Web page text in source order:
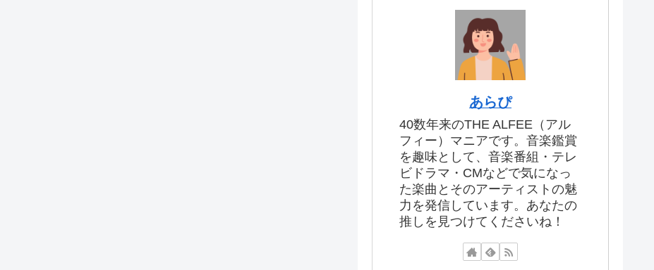
あらぴ
40数年来のTHE ALFEE（アル
フィー）マニアです。音楽鑑賞
を趣味として、音楽番組・テレ
ビドラマ・CMなどで気になっ
た楽曲とそのアーティストの魅
力を発信しています。あなたの
推しを見つけてくださいね！